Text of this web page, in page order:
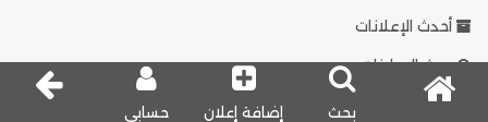
أحدث الإعلانات
بحث الاعلانات
حسابي إضافة إعلان بحث